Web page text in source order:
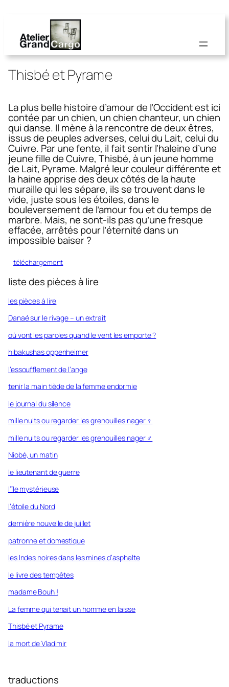
Thisbé et Pyrame
La plus belle histoire d’amour de l’Occident est ici
contée par un chien, un chien chanteur, un chien
qui danse. Il mène à la rencontre de deux êtres,
issus de peuples adverses, celui du Lait, celui du
Cuivre. Par une fente, il fait sentir l’haleine d’une
jeune fille de Cuivre, Thisbé, à un jeune homme
de Lait, Pyrame. Malgré leur couleur différente et
la haine apprise des deux côtés de la haute
muraille qui les sépare, ils se trouvent dans le
vide, juste sous les étoiles, dans le
bouleversement de l’amour fou et du temps de
marbre. Mais, ne sont-ils pas qu’une fresque
effacée, arrêtés pour l’éternité dans un
impossible baiser ?
téléchargement
liste des pièces à lire
les pièces à lire
Danaé sur le rivage – un extrait
où vont les paroles quand le vent les emporte ?
hibakushas oppenheimer
l’essoufflement de l’ange
tenir la main tiède de la femme endormie
le journal du silence
mille nuits ou regarder les grenouilles nager ♀︎
mille nuits ou regarder les grenouilles nager ♂︎
Niobé, un matin
le lieutenant de guerre
l’île mystérieuse
l’étoile du Nord
dernière nouvelle de juillet
patronne et domestique
les Indes noires dans les mines d’asphalte
le livre des tempêtes
madame Bouh !
La femme qui tenait un homme en laisse
Thisbé et Pyrame
la mort de Vladimir
traductions